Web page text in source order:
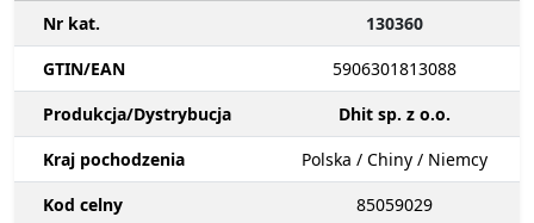
Nr kat.
130360
GTIN/EAN
5906301813088
Produkcja/Dystrybucja
Dhit sp. z o.o.
Kraj pochodzenia
Polska / Chiny / Niemcy
Kod celny
85059029